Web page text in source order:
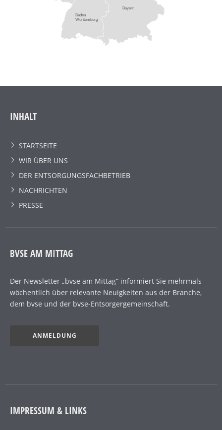
Baden
Württemberg
Bayern
INHALT
STARTSEITE
WIR ÜBER UNS
DER ENTSORGUNGSFACHBETRIEB
NACHRICHTEN
PRESSE
BVSE AM MITTAG
Der Newsletter „bvse am Mittag“ informiert Sie mehrmals
wöchentlich über relevante Neuigkeiten aus der Branche,
dem bvse und der bvse-Entsorgergemeinschaft.
ANMELDUNG
IMPRESSUM & LINKS